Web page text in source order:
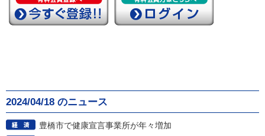
2024/04/18 のニュース
豊橋市で健康宣言事業所が年々増加